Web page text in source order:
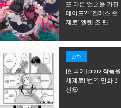
또 다른 얼굴을 가진
메이드?! ‘젠레스 존
제로’ 엘렌 조 팬...
만화
[한국어] pixiv 작품을
세계로! 번역 만화 3
선⑥